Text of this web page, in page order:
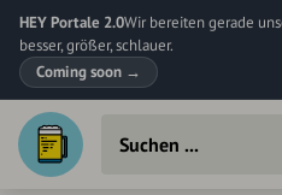
HEY Portale 2.0Wir bereiten gerade
besser, größer, schlauer.
Coming soon →